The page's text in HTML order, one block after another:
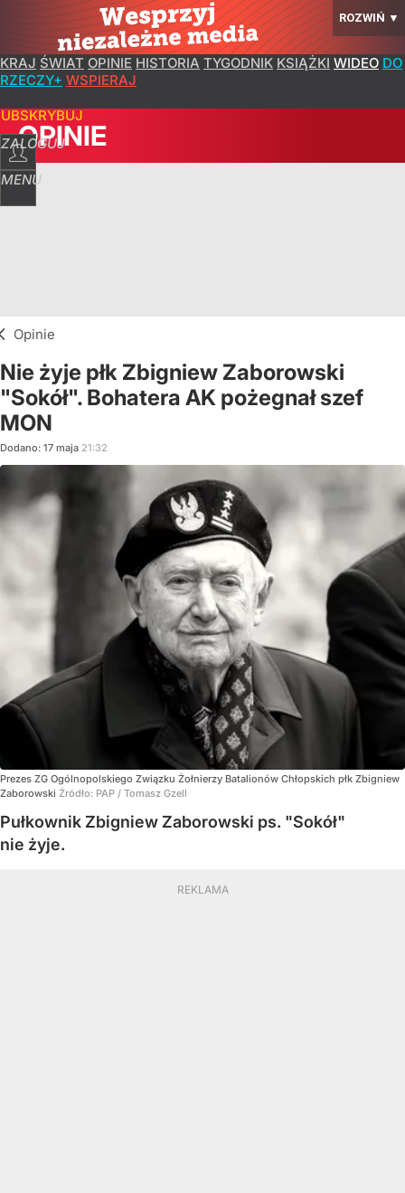
ROZWIŃ ▼
KRAJ ŚWIAT OPINIE HISTORIA TYGODNIK KSIĄŻKI WIDEO DO
RZECZY+ WSPIERAJ
ZALOGUJ
MENU
OPINIE
Opinie
Nie żyje płk Zbigniew Zaborowski
"Sokół". Bohatera AK pożegnał szef
MON
Dodano: 17 maja 21:32
Prezes ZG Ogólnopolskiego Związku Żołnierzy Batalionów Chłopskich płk Zbigniew
Zaborowski Źródło: PAP / Tomasz Gzell
Pułkownik Zbigniew Zaborowski ps. "Sokół"
nie żyje.